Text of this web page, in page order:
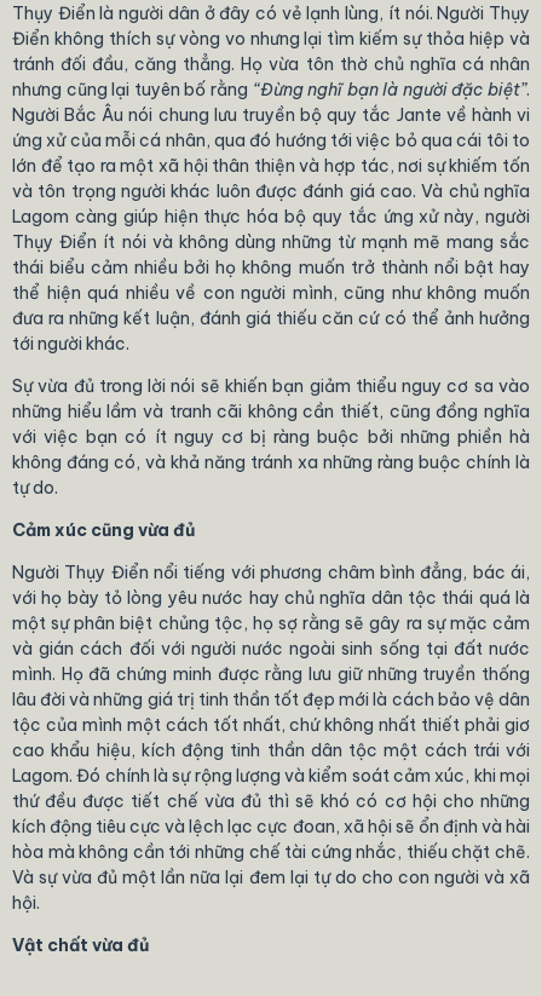
Thụy Điển là người dân ở đây có vẻ lạnh lùng, ít nói. Người Thụy
Điển không thích sự vòng vo nhưng lại tìm kiếm sự thỏa hiệp và
tránh đối đầu, căng thẳng. Họ vừa tôn thờ chủ nghĩa cá nhân
nhưng cũng lại tuyên bố rằng “Đừng nghĩ bạn là người đặc biệt”.
Người Bắc Âu nói chung lưu truyền bộ quy tắc Jante về hành vi
ứng xử của mỗi cá nhân, qua đó hướng tới việc bỏ qua cái tôi to
lớn để tạo ra một xã hội thân thiện và hợp tác, nơi sự khiếm tốn
và tôn trọng người khác luôn được đánh giá cao. Và chủ nghĩa
Lagom càng giúp hiện thực hóa bộ quy tắc ứng xử này, người
Thụy Điển ít nói và không dùng những từ mạnh mẽ mang sắc
thái biểu cảm nhiều bởi họ không muốn trở thành nổi bật hay
thể hiện quá nhiều về con người mình, cũng như không muốn
đưa ra những kết luận, đánh giá thiếu căn cứ có thể ảnh hưởng
tới người khác.
Sự vừa đủ trong lời nói sẽ khiến bạn giảm thiểu nguy cơ sa vào
những hiểu lầm và tranh cãi không cần thiết, cũng đồng nghĩa
với việc bạn có ít nguy cơ bị ràng buộc bởi những phiền hà
không đáng có, và khả năng tránh xa những ràng buộc chính là
tự do.
Cảm xúc cũng vừa đủ
Người Thụy Điển nổi tiếng với phương châm bình đẳng, bác ái,
với họ bày tỏ lòng yêu nước hay chủ nghĩa dân tộc thái quá là
một sự phân biệt chủng tộc, họ sợ rằng sẽ gây ra sự mặc cảm
và gián cách đối với người nước ngoài sinh sống tại đất nước
mình. Họ đã chứng minh được rằng lưu giữ những truyền thống
lâu đời và những giá trị tinh thần tốt đẹp mới là cách bảo vệ dân
tộc của mình một cách tốt nhất, chứ không nhất thiết phải giơ
cao khẩu hiệu, kích động tinh thần dân tộc một cách trái với
Lagom. Đó chính là sự rộng lượng và kiểm soát cảm xúc, khi mọi
thứ đều được tiết chế vừa đủ thì sẽ khó có cơ hội cho những
kích động tiêu cực và lệch lạc cực đoan, xã hội sẽ ổn định và hài
hòa mà không cần tới những chế tài cứng nhắc, thiếu chặt chẽ.
Và sự vừa đủ một lần nữa lại đem lại tự do cho con người và xã
hội.
Vật chất vừa đủ